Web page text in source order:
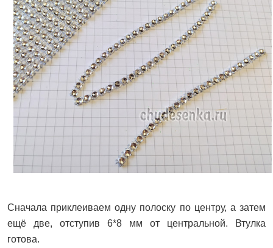
Сначала приклеиваем одну полоску по центру, а затем
ещё две, отступив 6*8 мм от центральной. Втулка
готова.